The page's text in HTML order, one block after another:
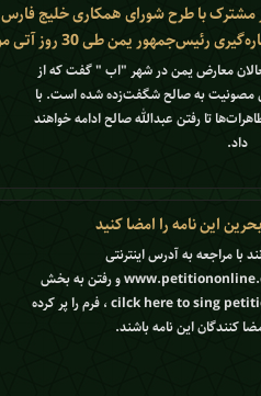
با طرح شورای همکاری خلیج فارس
رئیس‌جمهور یمن طی 30 روز آتی موافقت کردند.
معارض يمن در شهر "اب " گفت كه از
مصونيت به صالح شگفت‌زده شده است. با
تا رفتن عبدالله صالح ادامه خواهند
داد.
این نامه را امضا کنید
با مراجعه به آدرس اینترنتی
www.petitiononline.com/ssi2011/petition.html و رفتن به بخش
پایینی صفحه و کلیک کردن کلید cilck here to sing petition ، فرم را پر کرده
کنندگان این نامه باشند.